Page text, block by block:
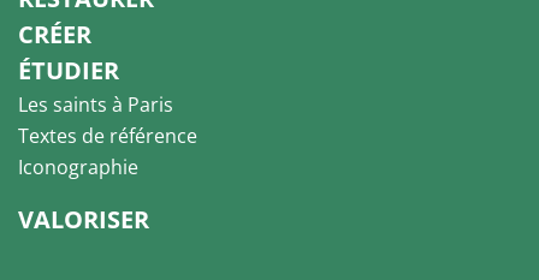
CRÉER
ÉTUDIER
Les saints à Paris
Textes de référence
Iconographie
VALORISER